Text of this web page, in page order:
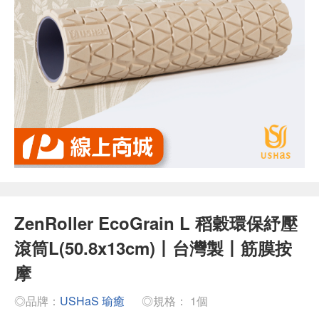
ZenRoller EcoGrain L 稻穀環保紓壓
滾筒L(50.8x13cm)丨台灣製丨筋膜按
摩
◎品牌： USHaS 瑜癒
◎規格： 1個